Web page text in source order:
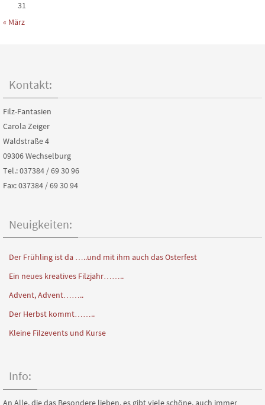
31
« März
Kontakt:
Filz-Fantasien
Carola Zeiger
Waldstraße 4
09306 Wechselburg
Tel.: 037384 / 69 30 96
Fax: 037384 / 69 30 94
Neuigkeiten:
Der Frühling ist da …..und mit ihm auch das Osterfest
Ein neues kreatives Filzjahr……..
Advent, Advent……..
Der Herbst kommt……..
Kleine Filzevents und Kurse
Info:
An Alle, die das Besondere lieben, es gibt viele schöne, auch immer